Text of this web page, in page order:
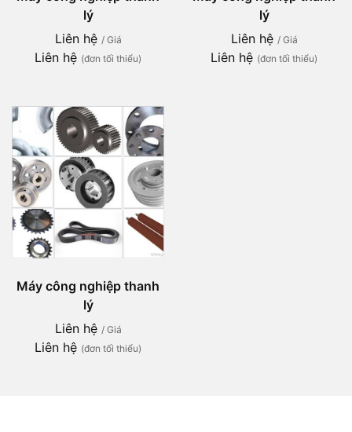
lý
Liên hệ / Giá
Liên hệ (đơn tối thiểu)
lý
Liên hệ / Giá
Liên hệ (đơn tối thiểu)
Máy công nghiệp thanh
lý
Liên hệ / Giá
Liên hệ (đơn tối thiểu)